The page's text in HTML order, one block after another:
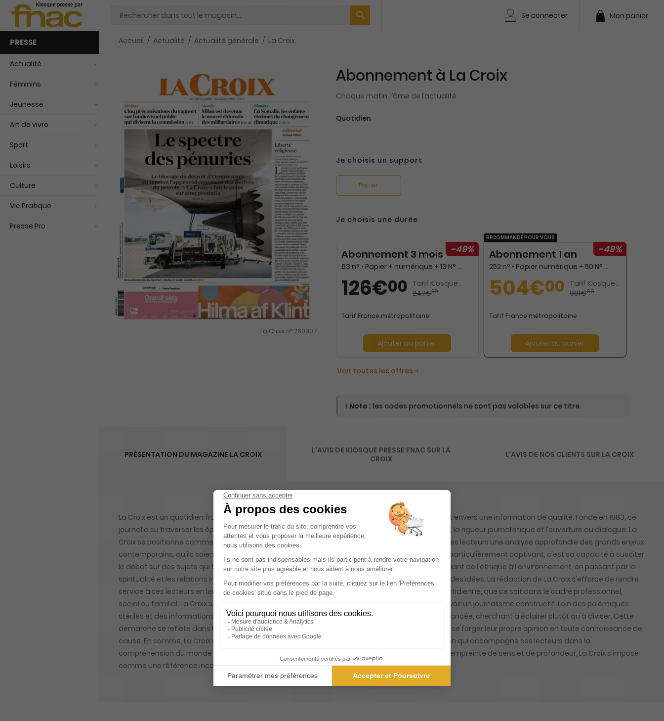
Chercher
Se connecter Mon panier
PRESSE
Actualité
Féminins
Jeunesse
Art de vivre
Sport
Loisirs
Culture
Vie Pratique
Presse Pro
Accueil Actualité Actualité générale La Croix
La Croix n° 260807
Abonnement à La Croix
Chaque matin, l’âme de l’actualité
Quotidien
Je choisis un support
Papier
Je choisis une durée
RECOMMANDÉ POUR VOUS
-49%
Abonnement 1 an
252 n° • Papier numérique + 50 N° L’HEBDO papier
504€00 Tarif Kiosque :
981€00
Tarif France métropolitaine
Ajouter au panier
-49%
Abonnement 3 mois
63 n° • Papier + numérique + 13 N° L’HEBDO papier
126€00 Tarif Kiosque :
247€50
Tarif France métropolitaine
Ajouter au panier
Voir toutes les offres
ℹ️ Note : les codes promotionnels ne sont pas valables sur ce titre.
PRÉSENTATION DU MAGAZINE LA CROIX
La Croix est un quotidien français qui se distingue par son approche unique et son engagement envers une information de qualité. Fondé en 1883, ce
journal a su traverser les époques en restant fidèle à ses valeurs fondamentales : l'humanisme, la rigueur journalistique et l'ouverture au dialogue. La
Croix se positionne comme un acteur majeur dans le paysage médiatique français, offrant à ses lecteurs une analyse approfondie des grands enjeux
contemporains, qu'ils soient politiques, économiques, sociaux ou culturels. Ce qui rend La Croix particulièrement captivant, c'est sa capacité à susciter
le débat sur des sujets qui touchent l'ensemble de la société. En abordant des thèmes variés allant de l'éthique à l'environnement, en passant par la
spiritualité et les relations internationales, le journal invite ses lecteurs à réfléchir et à échanger des idées. La rédaction de La Croix s'efforce de rendre
service à ses lecteurs en leur fournissant des informations pertinentes et utiles pour leur vie quotidienne, que ce soit dans le cadre professionnel,
social ou familial. La Croix se distingue également par son ton mesuré et sa volonté de promouvoir un journalisme constructif. Loin des polémiques
stériles et des informations sensationnalistes, le journal privilégie une approche équilibrée et nuancée, cherchant à éclairer plutôt qu'à diviser. Cette
démarche se reflète dans la diversité des points de vue présentés, permettant aux lecteurs de se forger leur propre opinion en toute connaissance de
cause. En somme, La Croix est bien plus qu'un simple quotidien ; c'est un compagnon de réflexion qui accompagne ses lecteurs dans la
compréhension du monde qui les entoure. Pour ceux qui cherchent une information de qualité, empreinte de sens et de profondeur, La Croix s'impose
comme une référence incontournable dans le paysage de la presse écrite française.
L'AVIS DE KIOSQUE PRESSE FNAC SUR LA
CROIX
L'AVIS DE NOS CLIENTS SUR LA CROIX